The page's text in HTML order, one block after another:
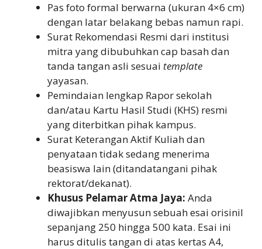
Pas foto formal berwarna (ukuran 4×6 cm)
dengan latar belakang bebas namun rapi.
Surat Rekomendasi Resmi dari institusi
mitra yang dibubuhkan cap basah dan
tanda tangan asli sesuai template
yayasan.
Pemindaian lengkap Rapor sekolah
dan/atau Kartu Hasil Studi (KHS) resmi
yang diterbitkan pihak kampus.
Surat Keterangan Aktif Kuliah dan
penyataan tidak sedang menerima
beasiswa lain (ditandatangani pihak
rektorat/dekanat).
Khusus Pelamar Atma Jaya: Anda
diwajibkan menyusun sebuah esai orisinil
sepanjang 250 hingga 500 kata. Esai ini
harus ditulis tangan di atas kertas A4,